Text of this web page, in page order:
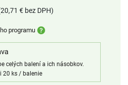
€ bez DPH)
programu
celých balení a ich násobkov.
20 ks / balenie